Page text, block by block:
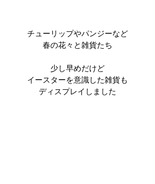
チューリップやパンジーなど
春の花々と雑貨たち
少し早めだけど
イースターを意識した雑貨も
ディスプレイしました